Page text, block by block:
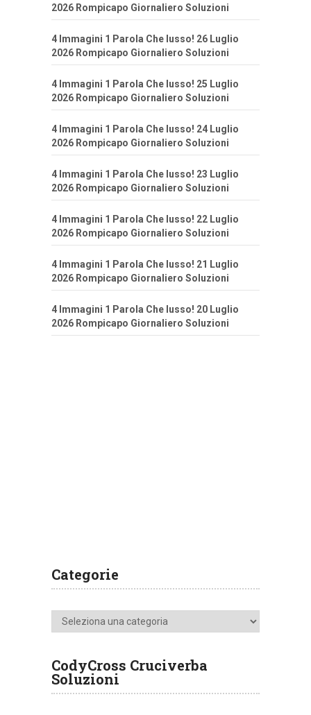
2026 Rompicapo Giornaliero Soluzioni
4 Immagini 1 Parola Che lusso! 26 Luglio
2026 Rompicapo Giornaliero Soluzioni
4 Immagini 1 Parola Che lusso! 25 Luglio
2026 Rompicapo Giornaliero Soluzioni
4 Immagini 1 Parola Che lusso! 24 Luglio
2026 Rompicapo Giornaliero Soluzioni
4 Immagini 1 Parola Che lusso! 23 Luglio
2026 Rompicapo Giornaliero Soluzioni
4 Immagini 1 Parola Che lusso! 22 Luglio
2026 Rompicapo Giornaliero Soluzioni
4 Immagini 1 Parola Che lusso! 21 Luglio
2026 Rompicapo Giornaliero Soluzioni
4 Immagini 1 Parola Che lusso! 20 Luglio
2026 Rompicapo Giornaliero Soluzioni
Categorie
Categorie
CodyCross Cruciverba
Soluzioni